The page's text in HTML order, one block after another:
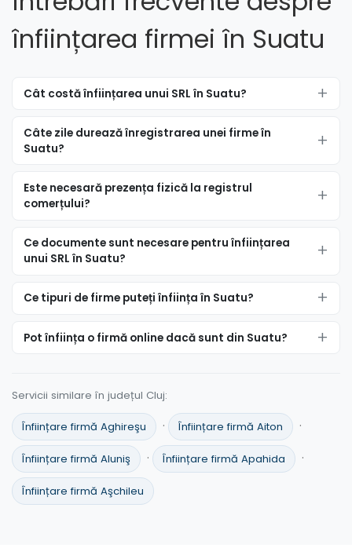
înființarea firmei în Suatu
Cât costă înființarea unui SRL în Suatu?
Câte zile durează înregistrarea unei firme în
Suatu?
Este necesară prezența fizică la registrul
comerțului?
Ce documente sunt necesare pentru înființarea
unui SRL în Suatu?
Ce tipuri de firme puteți înființa în Suatu?
Pot înființa o firmă online dacă sunt din Suatu?
Servicii similare în județul Cluj:
Înființare firmă Aghireşu · Înființare firmă Aiton ·
Înființare firmă Aluniş · Înființare firmă Apahida ·
Înființare firmă Aşchileu